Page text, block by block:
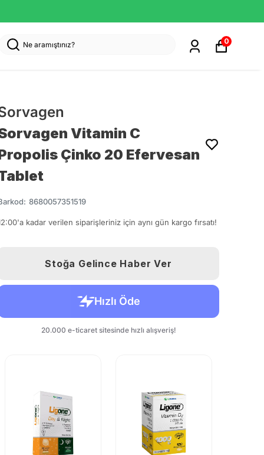
0
Vitamin C
Çinko 20 Efervesan
: 8680057351519
kadar verilen siparişleriniz için aynı gün kargo fırsatı!
Stoğa Gelince Haber Ver